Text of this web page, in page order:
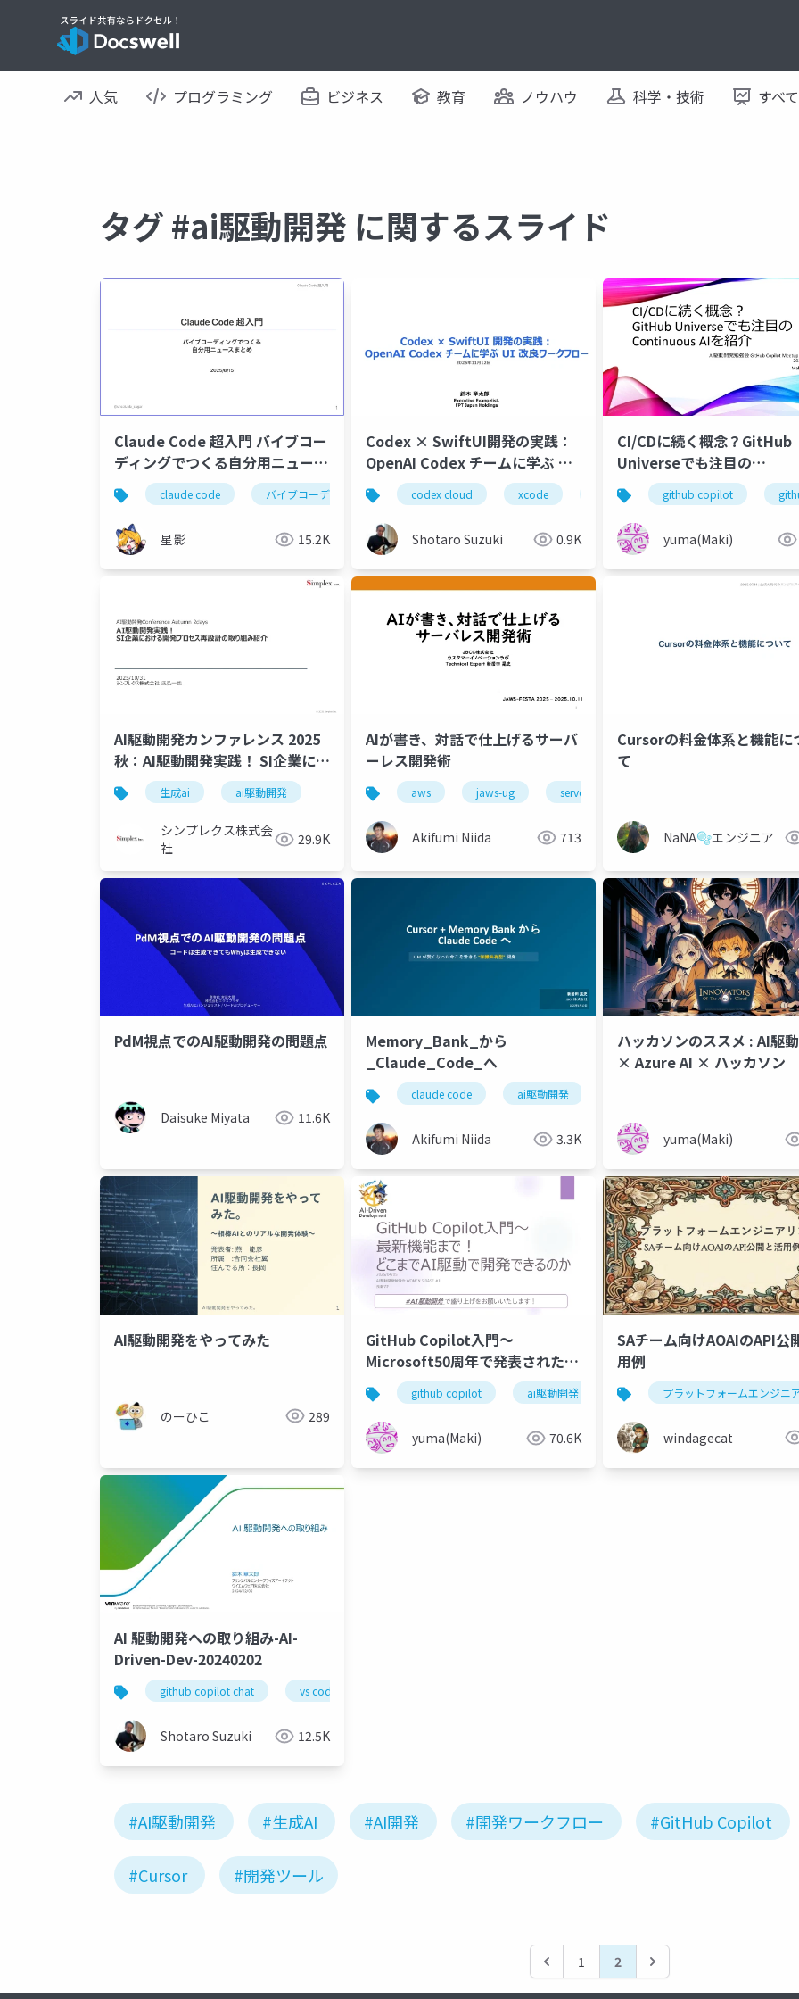
人気 プログラミング ビジネス 教育 ノウハウ 科学・技術 すべ
タグ #ai駆動開発 に関するスライド
Claude Code 超入門 バイブコー
ディングでつくる自分用ニュース
まとめclaude code バイブコーディング ai駆動開発 aiエージェント cli
星影 15.2K
Codex × SwiftUI開発の実践：
OpenAI Codex チームに学ぶ UI
改良ワークフロー
codex cloud xcode swiftui openai devday exchange
Shotaro Suzuki 0.9K
CI/CDに続く概念？GitHub
Universeでも注目の
Continuous AIを紹介
github copilot
yuma(Maki)
AI駆動開発カンファレンス 2025
秋：AI駆動開発実践！ SI企業にお
ける開発プロセス再設計の取り組
み紹介
生成ai ai駆動開発
シンプレクス株式会
社
29.9K
AIが書き、対話で仕上げるサーバ
ーレス開発術
aws jaws-ug serverless
Akifumi Niida 713
Cursorの料金体系と機能に
て
NaNA🫧エンジニア
PdM視点でのAI駆動開発の問題点
Daisuke Miyata 11.6K
Memory_Bank_から
_Claude_Code_へ
claude code ai駆動開発
Akifumi Niida 3.3K
ハッカソンのススメ : AI駆
× Azure AI × ハッカソン
yuma(Maki)
AI駆動開発をやってみた
のーひこ 289
GitHub Copilot入門～
Microsoft50周年で発表された最
新機能まで！どこまでAI駆動で開
発できるのか
github copilot ai駆動開発 ai coding
yuma(Maki) 70.6K
SAチーム向けAOAIのAPI公
用例
プラットフォームエンジニ
windagecat
AI 駆動開発への取り組み-AI-
Driven-Dev-20240202
github copilot chat vs code
Shotaro Suzuki 12.5K
#AI駆動開発 #生成AI #AI開発 #開発ワークフロー #GitHub Copilot
#Cursor #開発ツール
1 2